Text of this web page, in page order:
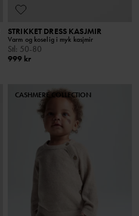
STRIKKET DRESS KASJMIR
Varm og koselig i myk kasjmir
Stl : 50-80
999 kr
CASHMERE COLLECTION